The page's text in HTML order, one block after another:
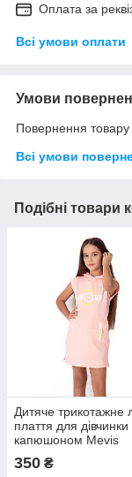
Оплата за
Всі умови оплати
Умови
Повернення
Всі умови
Подібні товари
Дитяче трикотажне
плаття для дівчинки
капюшоном Mevis
персикове
350 ₴